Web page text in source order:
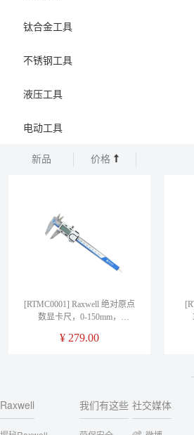
钛合金工具
不锈钢工具
液压工具
电动工具
新品 价格
[RTMC0001] Raxwell 绝对原点
数显卡尺，0-150mm，
测）
¥ 279.00
Raxwell 我们有这些 社交媒体